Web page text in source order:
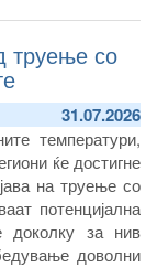
труење со
31.07.2026
температури,
ќе достигне
на труење со
потенцијална
доколку за нив
доволни